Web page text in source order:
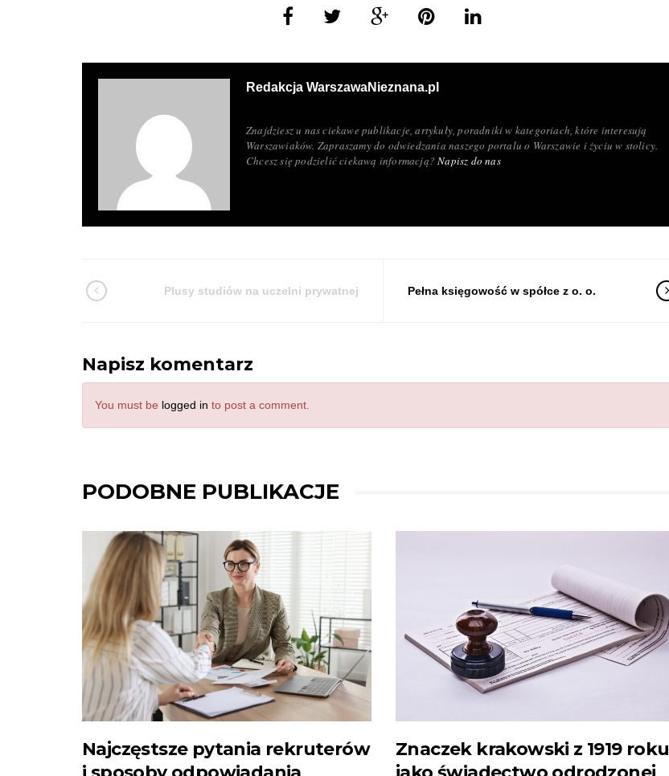
Redakcja WarszawaNieznana.pl
Znajdziesz u nas ciekawe publikacje, artykuły, poradniki w kategoriach, które interesują
Warszawiaków. Zapraszamy do odwiedzania naszego portalu o Warszawie i życiu w stolicy.
Chcesz się podzielić ciekawą informacją?Napisz do nas
Plusy studiów na uczelni prywatnej Pełna księgowość w spółce z o. o.
Napisz komentarz
You must be logged in to post a comment.
PODOBNE PUBLIKACJE
Najczęstsze pytania rekruterów
Znaczek krakowski z 1919 roku